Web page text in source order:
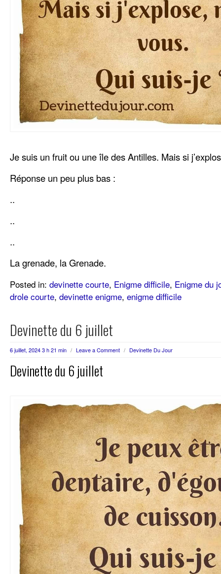
Je suis un fruit ou une île des Antilles. Mais si
Réponse un peu plus bas :
..
..
..
La grenade, la Grenade.
Posted in: devinette courte, Enigme difficile, Enigme du
drole courte, devinette enigme, enigme difficile
Devinette du 6 juillet
6 juillet, 2024 3 h 21 min / Leave a Comment / Devinette Du Jour
Devinette du 6 juillet